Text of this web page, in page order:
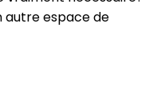
autre espace de